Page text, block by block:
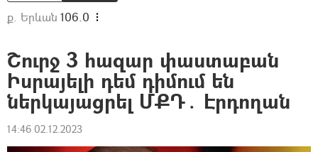
ք. Երևան 106.0
Շուրջ 3 հազար փաստաբան
Իսրայելի դեմ դիմում են
ներկայացրել ՄՔԴ․ Էրդողան
14:46 02.12.2023